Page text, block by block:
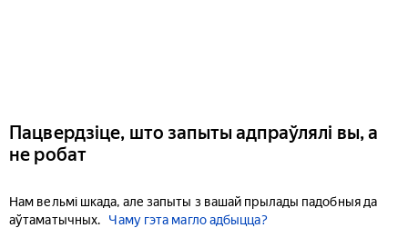
Пацвердзіце, што запыты адпраўлялі вы, а
не робат
Нам вельмі шкада, але запыты з вашай прылады падобныя да
аўтаматычных.
Чаму гэта магло адбыцца?